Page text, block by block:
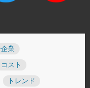
業
コスト
トレンド